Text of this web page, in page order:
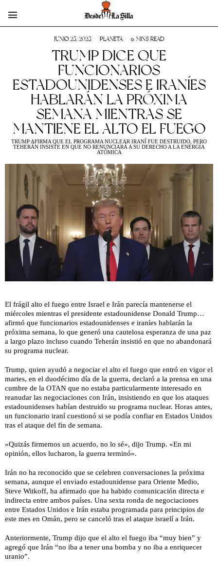
JUNIO 25, 2025 PLANETA 6 MINS READ
TRUMP DICE QUE
FUNCIONARIOS
ESTADOUNIDENSES E IRANÍES
HABLARÁN LA PRÓXIMA
SEMANA MIENTRAS SE
MANTIENE EL ALTO EL FUEGO
TRUMP AFIRMA QUE EL PROGRAMA NUCLEAR IRANÍ FUE DESTRUIDO, PERO
TEHERÁN INSISTE EN QUE NO RENUNCIARÁ A SU DERECHO A LA ENERGÍA
ATÓMICA
El frágil alto el fuego entre Israel e Irán parecía mantenerse el
miércoles mientras el presidente estadounidense Donald Trump…
afirmó que funcionarios estadounidenses e iraníes hablarán la
próxima semana, lo que generó una cautelosa esperanza de una paz
a largo plazo incluso cuando Teherán insistió en que no abandonará
su programa nuclear.
Trump, quien ayudó a negociar el alto el fuego que entró en vigor el
martes, en el duodécimo día de la guerra, declaró a la prensa en una
cumbre de la OTAN que no estaba particularmente interesado en
reanudar las negociaciones con Irán, insistiendo en que los ataques
estadounidenses habían destruido su programa nuclear. Horas antes,
un funcionario iraní cuestionó si se podía confiar en Estados Unidos
tras el ataque del fin de semana.
«Quizás firmemos un acuerdo, no lo sé», dijo Trump. «En mi
opinión, ellos lucharon, la guerra terminó».
Irán no ha reconocido que se celebren conversaciones la próxima
semana, aunque el enviado estadounidense para Oriente Medio,
Steve Witkoff, ha afirmado que ha habido comunicación directa e
indirecta entre ambos países. Una sexta ronda de negociaciones
entre Estados Unidos e Irán estaba programada para principios de
este mes en Omán, pero se canceló tras el ataque israelí a Irán.
Anteriormente, Trump dijo que el alto el fuego iba “muy bien” y
agregó que Irán “no iba a tener una bomba y no iba a enriquecer
uranio”.